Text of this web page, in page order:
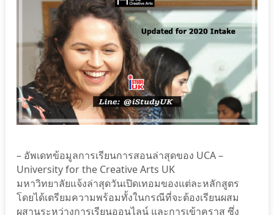
– อัพเดทข้อมูลการเรียนการสอนล่าสุดของ UCA –
University for the Creative Arts UK
มหาวิทยาลัยแจ้งล่าสุดวันเปิดเทอมของแต่ละหลักสูตร
โดยได้เตรียมความพร้อมทั้งในกรณีที่จะต้องเรียนผสม
ผสานระหว่างการเรียนออนไลน์ และการเข้าคราส ซึ่ง